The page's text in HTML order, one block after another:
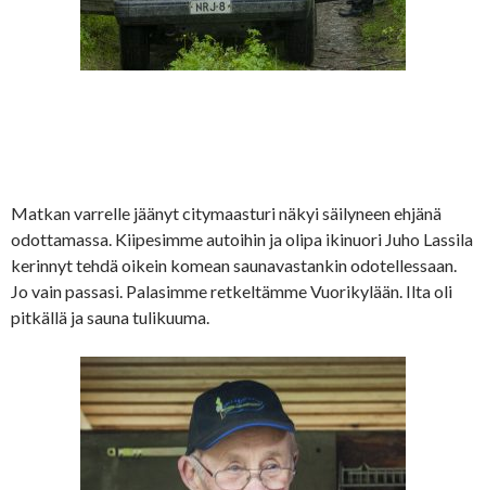
Matkan varrelle jäänyt citymaasturi näkyi säilyneen ehjänä
odottamassa. Kiipesimme autoihin ja olipa ikinuori Juho Lassila
kerinnyt tehdä oikein komean saunavastankin odotellessaan.
Jo vain passasi. Palasimme retkeltämme Vuorikylään. Ilta oli
pitkällä ja sauna tulikuuma.